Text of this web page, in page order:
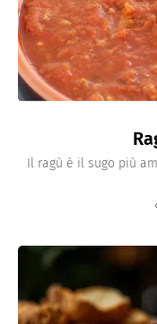
Il ragù è il sugo più